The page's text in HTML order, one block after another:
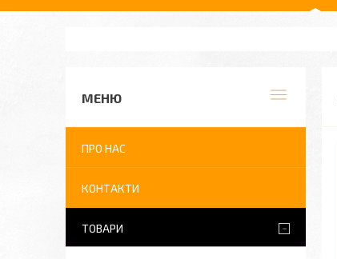
ПРО НАС
КОНТАКТИ
ТОВАРИ